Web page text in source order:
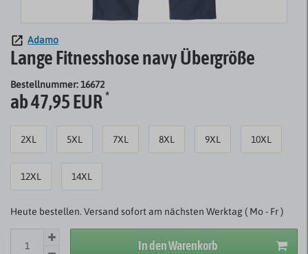
Adamo
Lange Fitnesshose navy Übergröße
Bestellnummer: 16672
ab 47,95 EUR*
2XL 5XL 7XL 8XL 9XL 10XL
12XL 14XL
Heute bestellen. Versand sofort am nächsten Werktag ( Mo - Fr )
In den Warenkorb